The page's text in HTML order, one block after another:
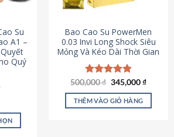
Su
A1 –
Quý
Bao Cao Su PowerMen
0.03 Invi Long Shock Siêu
Mỏng Và Kéo Dài Thời Gian
Được xếp
hạng4.85
5 sao
500,000₫ Giá
là:
500,000 ₫.
345,000₫Giá
tại
THÊM VÀO GIỎ HÀNG